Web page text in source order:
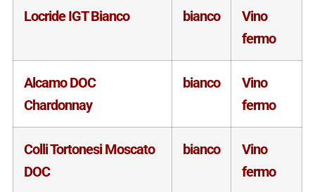
Locride IGT Bianco bianco
Vino
fermo
Alcamo DOC
Chardonnay
bianco
Vino
fermo
Colli Tortonesi Moscato
DOC
bianco
Vino
fermo